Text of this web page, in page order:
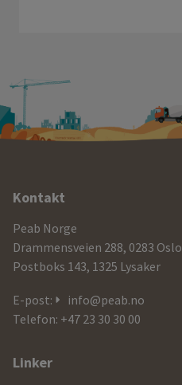
Ytterligere
informasjon
og
kontaktdetaljer
Kontakt
Peab Norge
Drammensveien 288, 0283 Oslo
Postboks 143, 1325 Lysaker
E-post:
info@peab.no
Telefon: +47 23 30 30 00
Linker